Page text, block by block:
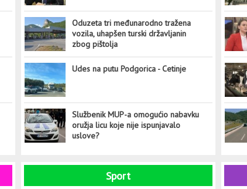
Oduzeta tri međunarodno tražena
vozila, uhapšen turski državljanin
zbog pištolja
Udes na putu Podgorica - Cetinje
Službenik MUP-a omogućio nabavku
oružja licu koje nije ispunjavalo
uslove?
Sport